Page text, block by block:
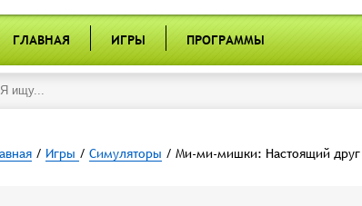
ГЛАВНАЯ ИГРЫ ПРОГРАММЫ
/ Игры / Симуляторы / Ми-ми-мишки: Настоящий друг